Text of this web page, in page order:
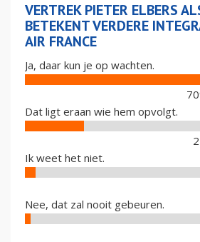
VERTREK PIETER ELBERS
BETEKENT VERDERE
AIR FRANCE
Ja, daar kun je op wachten.
Dat ligt eraan wie hem opvolgt.
Ik weet het niet.
Nee, dat zal nooit gebeuren.